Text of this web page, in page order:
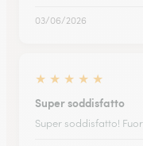
03/06/2026
★ ★ ★ ★ ★
Super soddisfatto
Super soddisfatto!